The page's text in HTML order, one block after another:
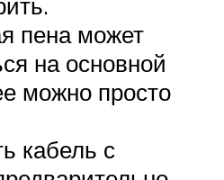
пена может
на основной
можно просто
кабель с